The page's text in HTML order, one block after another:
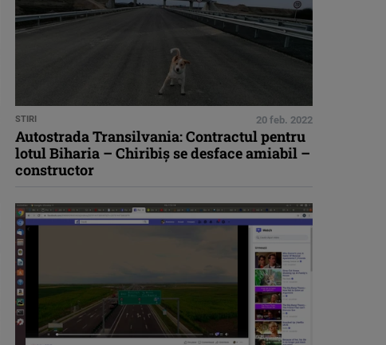
STIRI 20 feb. 2022
Autostrada Transilvania: Contractul pentru
lotul Biharia – Chiribiș se desface amiabil –
constructor